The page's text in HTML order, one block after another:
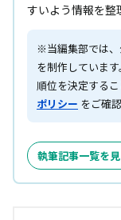
すいよう情報を整
※当編集部では
を制作していま
順位を決定する
ポリシー をご確
執筆記事一覧を